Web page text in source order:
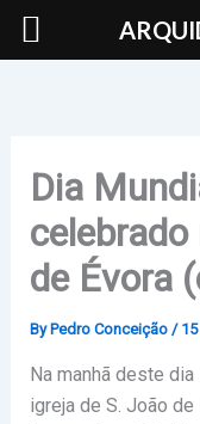
Skip
Dia
de Évora
By Pedro Conceição /
Na manhã deste
igreja de S. João